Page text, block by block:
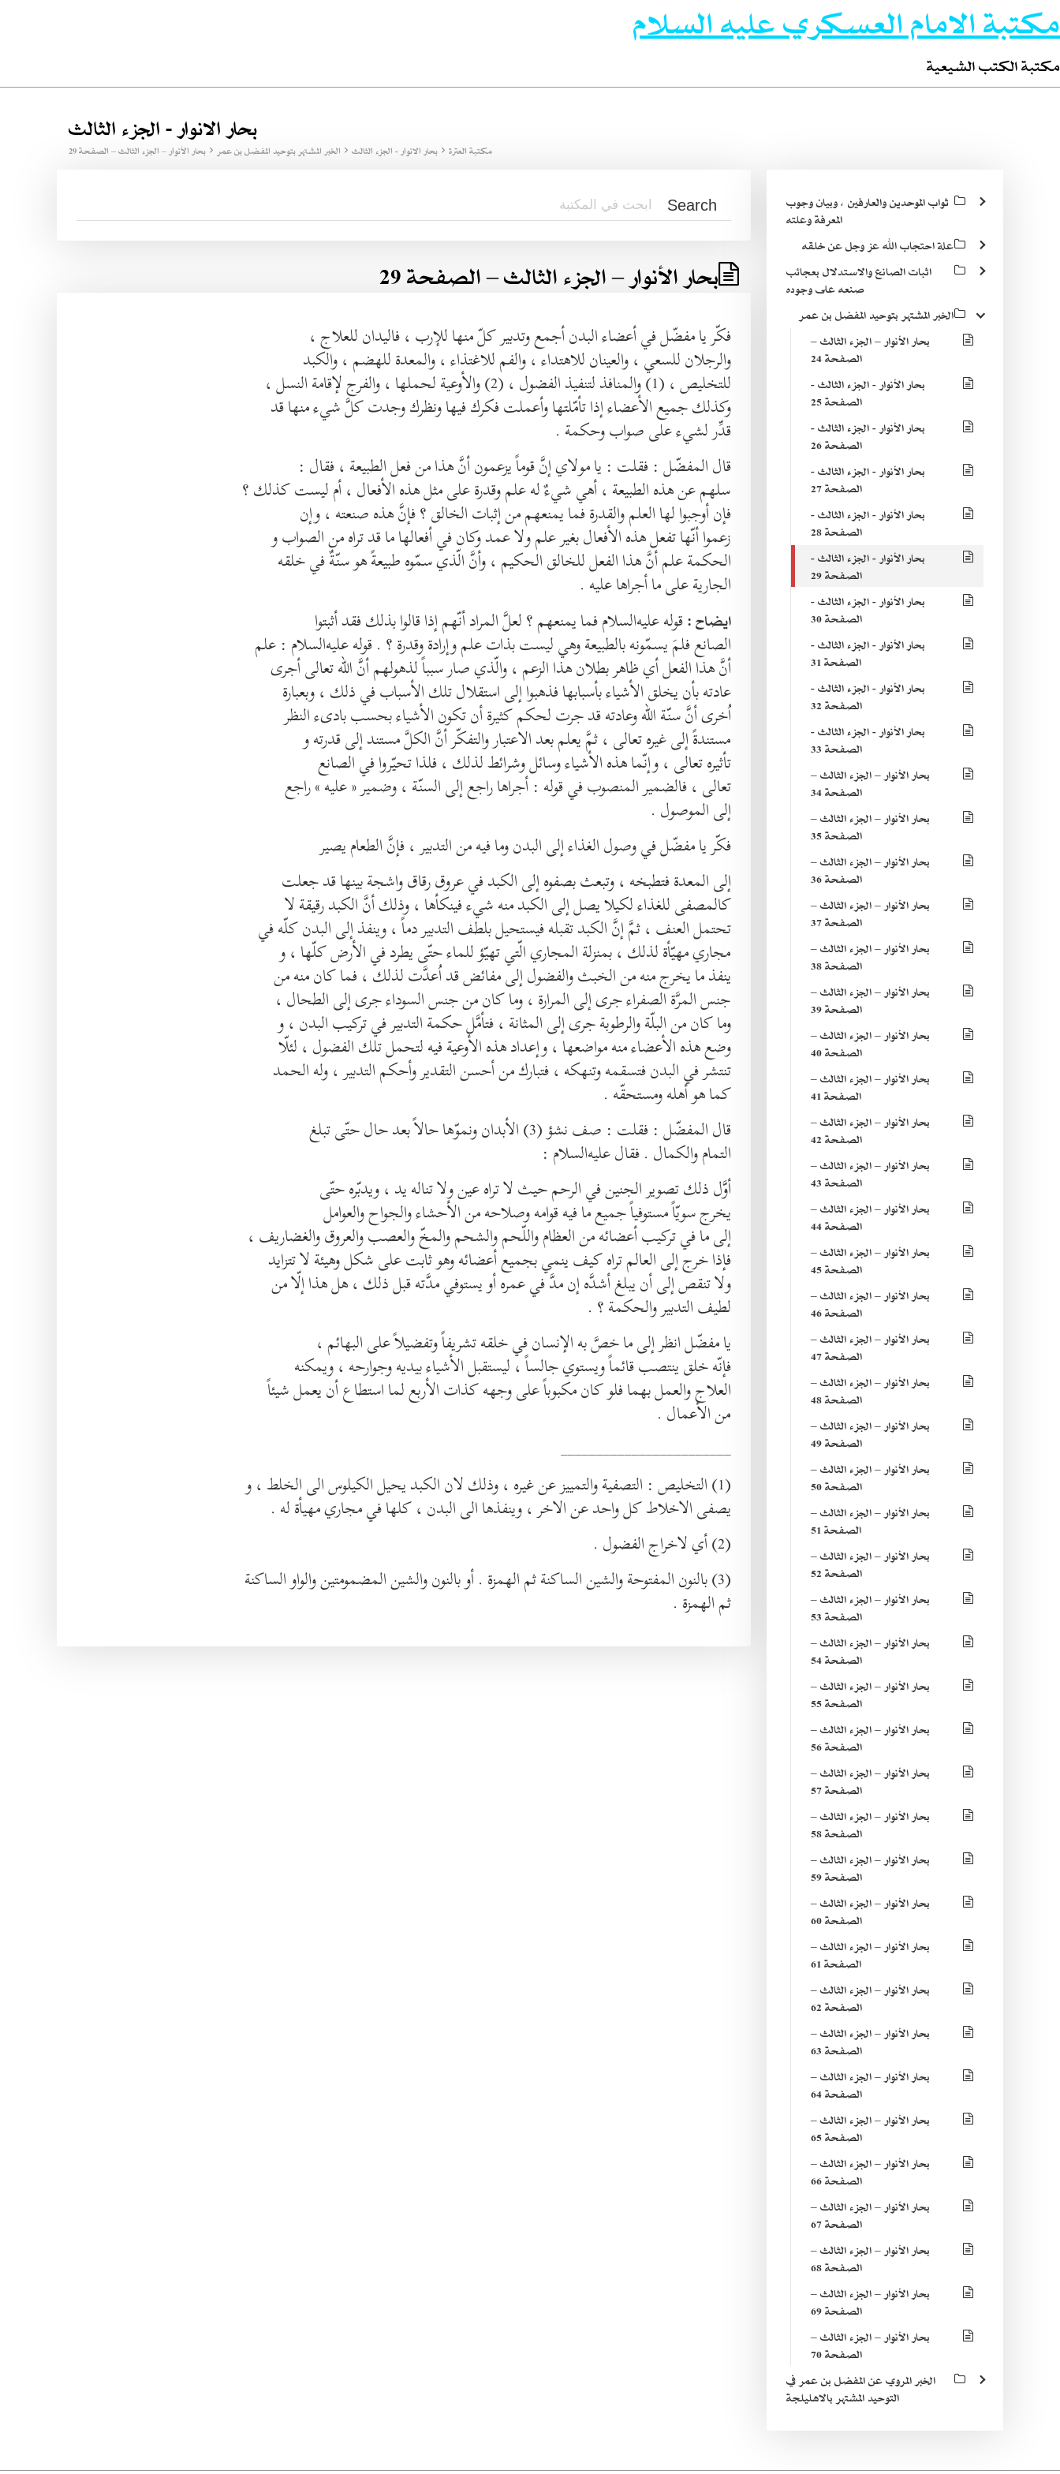
مكتبة الامام العسكري عليه السلام
مكتبة الكتب الشيعية
بحار الانوار - الجزء الثالث
مكتبة العترة بحار الانوار - الجزء الثالث الخبر المشتهر بتوحيد المفضل بن عمر بحار الأنوار – الجزء الثالث – الصفحة 29
بحار الأنوار – الجزء الثالث – الصفحة 29
فكّر يا مفضّل في أعضاء البدن أجمع وتدبير كلّ منها للإرب ، فاليدان للعلاج ،
والرجلان للسعي ، والعينان للاهتداء ، والفم للاغتذاء ، والمعدة للهضم ، والكبد
للتخليص ، (1) والمنافذ لتنفيذ الفضول ، (2) والأوعية لحملها ، والفرج لإقامة النسل ،
وكذلك جميع الأعضاء إذا تأمّلتها وأعملت فكرك فيها ونظرك وجدت كلَّ شيء منها قد
قدِّر لشيء على صواب وحكمة .
قال المفضّل : فقلت : يا مولاي إنَّ قوماً يزعمون أنَّ هذا من فعل الطبيعة ، فقال :
سلهم عن هذه الطبيعة ، أهي شيءٌ له علم وقدرة على مثل هذه الأفعال ، أم ليست كذلك ؟
فإن أوجبوا لها العلم والقدرة فما يمنعهم من إثبات الخالق ؟ فإنَّ هذه صنعته ، وإن
زعموا أنّها تفعل هذه الأفعال بغير علم ولا عمد وكان في أفعالها ما قد تراه من الصواب و
الحكمة علم أنَّ هذا الفعل للخالق الحكيم ، وأنَّ الّذي سمّوه طبيعةً هو سنّةٌ في خلقه
الجارية على ما أجراها عليه .
ايضاح :قوله عليه‌السلام فما يمنعهم ؟ لعلَّ المراد أنّهم إذا قالوا بذلك فقد أثبتوا
الصانع فلمَ يسمّونه بالطبيعة وهي ليست بذات علم وإرادة وقدرة ؟ . قوله عليه‌السلام : علم
أنَّ هذا الفعل أي ظاهر بطلان هذا الزعم ، والّذي صار سبباً لذهولهم أنَّ الله تعالى أجرى
عادته بأن يخلق الأشياء بأسبابها فذهبوا إلى استقلال تلك الأسباب في ذلك ، وبعبارة
اُخرى أنَّ سنّة الله وعادته قد جرت لحكم كثيرة أن تكون الأشياء بحسب بادىء النظر
مستندةً إلى غيره تعالى ، ثمَّ يعلم بعد الاعتبار والتفكّر أنَّ الكلَّ مستند إلى قدرته و
تأثيره تعالى ، وإنّما هذه الأشياء وسائل وشرائط لذلك ، فلذا تحيّروا في الصانع
تعالى ، فالضمير المنصوب في قوله : أجراها راجع إلى السنّة ، وضمير « عليه » راجع
إلى الموصول .
فكّر يا مفضّل في وصول الغذاء إلى البدن وما فيه من التدبير ، فإنَّ الطعام يصير
إلى المعدة فتطبخه ، وتبعث بصفوه إلى الكبد في عروق رقاق واشجة بينها قد جعلت
كالمصفى للغذاء لكيلا يصل إلى الكبد منه شيء فينكأها ، وذلك أنَّ الكبد رقيقة لا
تحتمل العنف ، ثمَّ إنَّ الكبد تقبله فيستحيل بلطف التدبير دماً ، وينفذ إلى البدن كلّه في
مجاري مهيّأة لذلك ، بمنزلة المجاري الّتي تهيّؤ للماء حتّى يطرد في الأرض كلّها ، و
ينفذ ما يخرج منه من الخبث والفضول إلى مفائض قد اُعدَّت لذلك ، فما كان منه من
جنس المرَّة الصفراء جرى إلى المرارة ، وما كان من جنس السوداء جرى إلى الطحال ،
وما كان من البلّة والرطوبة جرى إلى المثانة ، فتأمَّل حكمة التدبير في تركيب البدن ، و
وضع هذه الأعضاء منه مواضعها ، وإعداد هذه الأوعية فيه لتحمل تلك الفضول ، لئلّا
تنتشر في البدن فتسقمه وتنهكه ، فتبارك من أحسن التقدير وأحكم التدبير ، وله الحمد
كما هو أهله ومستحقّه .
قال المفضّل : فقلت : صف نشؤ (3) الأبدان ونموّها حالاً بعد حال حتّى تبلغ
التمام والكمال . فقال عليه‌السلام :
أوَّل ذلك تصوير الجنين في الرحم حيث لا تراه عين ولا تناله يد ، ويدبّره حتّى
يخرج سويّاً مستوفياً جميع ما فيه قوامه وصلاحه من الأحشاء والجواح والعوامل
إلى ما في تركيب أعضائه من العظام واللّحم والشحم والمخّ والعصب والعروق والغضاريف ،
فإذا خرج إلى العالم تراه كيف ينمي بجميع أعضائه وهو ثابت على شكل وهيئة لا تتزايد
ولا تنقص إلى أن يبلغ أشدَّه إن مدَّ في عمره أو يستوفي مدَّته قبل ذلك ، هل هذا إلّا من
لطيف التدبير والحكمة ؟ .
يا مفضّل انظر إلى ما خصَّ به الإنسان في خلقه تشريفاً وتفضيلاً على البهائم ،
فإنّه خلق ينتصب قائماً ويستوي جالساً ، ليستقبل الأشياء بيديه وجوارحه ، ويمكنه
العلاج والعمل بهما فلو كان مكبوباً على وجهه كذات الأربع لما استطاع أن يعمل شيئاً
من الأعمال .
________________________
(1) التخليص : التصفية والتمييز عن غيره ، وذلك لان الكبد يحيل الكيلوس الى الخلط ، و
يصفى الاخلاط كل واحد عن الاخر ، وينفذها الى البدن ، كلها في مجاري مهيأة له .
(2) أي لاخراج الفضول .
(3) بالنون المفتوحة والشين الساكنة ثم الهمزة . أو بالنون والشين المضمومتين والواو الساكنة
ثم الهمزة .
ثواب الموحدين والعارفين ، وبيان وجوب
المعرفة وعلته
علة احتجاب الله عز وجل عن خلقه
اثبات الصانع والاستدلال بعجائب
صنعه على وجوده
الخبر المشتهر بتوحيد المفضل بن عمر
بحار الأنوار – الجزء الثالث –
الصفحة 24
بحار الأنوار - الجزء الثالث -
الصفحة 25
بحار الأنوار - الجزء الثالث -
الصفحة 26
بحار الأنوار - الجزء الثالث -
الصفحة 27
بحار الأنوار - الجزء الثالث -
الصفحة 28
بحار الأنوار - الجزء الثالث -
الصفحة 29
بحار الأنوار - الجزء الثالث -
الصفحة 30
بحار الأنوار - الجزء الثالث -
الصفحة 31
بحار الأنوار - الجزء الثالث -
الصفحة 32
بحار الأنوار - الجزء الثالث -
الصفحة 33
بحار الأنوار – الجزء الثالث –
الصفحة 34
بحار الأنوار – الجزء الثالث –
الصفحة 35
بحار الأنوار – الجزء الثالث –
الصفحة 36
بحار الأنوار – الجزء الثالث –
الصفحة 37
بحار الأنوار – الجزء الثالث –
الصفحة 38
بحار الأنوار – الجزء الثالث –
الصفحة 39
بحار الأنوار – الجزء الثالث –
الصفحة 40
بحار الأنوار – الجزء الثالث –
الصفحة 41
بحار الأنوار – الجزء الثالث –
الصفحة 42
بحار الأنوار – الجزء الثالث –
الصفحة 43
بحار الأنوار – الجزء الثالث –
الصفحة 44
بحار الأنوار – الجزء الثالث –
الصفحة 45
بحار الأنوار – الجزء الثالث –
الصفحة 46
بحار الأنوار – الجزء الثالث –
الصفحة 47
بحار الأنوار – الجزء الثالث –
الصفحة 48
بحار الأنوار – الجزء الثالث –
الصفحة 49
بحار الأنوار – الجزء الثالث –
الصفحة 50
بحار الأنوار – الجزء الثالث –
الصفحة 51
بحار الأنوار – الجزء الثالث –
الصفحة 52
بحار الأنوار – الجزء الثالث –
الصفحة 53
بحار الأنوار – الجزء الثالث –
الصفحة 54
بحار الأنوار – الجزء الثالث –
الصفحة 55
بحار الأنوار – الجزء الثالث –
الصفحة 56
بحار الأنوار – الجزء الثالث –
الصفحة 57
بحار الأنوار – الجزء الثالث –
الصفحة 58
بحار الأنوار – الجزء الثالث –
الصفحة 59
بحار الأنوار – الجزء الثالث –
الصفحة 60
بحار الأنوار – الجزء الثالث –
الصفحة 61
بحار الأنوار – الجزء الثالث –
الصفحة 62
بحار الأنوار – الجزء الثالث –
الصفحة 63
بحار الأنوار – الجزء الثالث –
الصفحة 64
بحار الأنوار – الجزء الثالث –
الصفحة 65
بحار الأنوار – الجزء الثالث –
الصفحة 66
بحار الأنوار – الجزء الثالث –
الصفحة 67
بحار الأنوار – الجزء الثالث –
الصفحة 68
بحار الأنوار – الجزء الثالث –
الصفحة 69
بحار الأنوار – الجزء الثالث –
الصفحة 70
الخبر المروي عن المفضل بن عمر في
التوحيد المشتهر بالاهليلجة